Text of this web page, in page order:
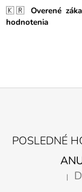
🇰🇷 Overené
hodnotenia
POSLEDNÉ
|